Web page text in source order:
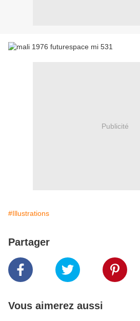
Publicité
#Illustrations
Partager
Vous aimerez aussi